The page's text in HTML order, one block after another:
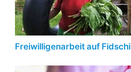
Freiwilligenarbeit auf Fidschi